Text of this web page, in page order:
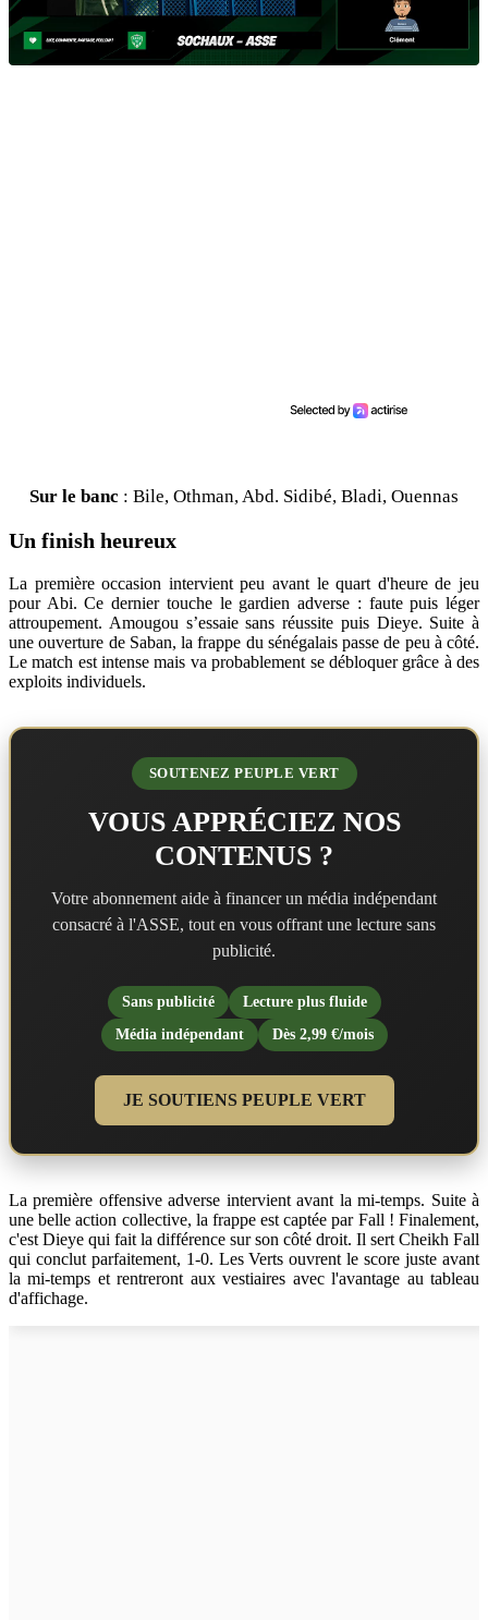
Sur le banc : Bile, Othman, Abd. Sidibé, Bladi, Ouennas
Un finish heureux
La première occasion intervient peu avant le quart d'heure de jeu
pour Abi. Ce dernier touche le gardien adverse : faute puis léger
attroupement. Amougou s’essaie sans réussite puis Dieye. Suite à
une ouverture de Saban, la frappe du sénégalais passe de peu à côté.
Le match est intense mais va probablement se débloquer grâce à des
exploits individuels.
SOUTENEZ PEUPLE VERT
VOUS APPRÉCIEZ NOS
CONTENUS ?
Votre abonnement aide à financer un média indépendant
consacré à l'ASSE, tout en vous offrant une lecture sans
publicité.
Sans publicité
Lecture plus fluide
Média indépendant
Dès 2,99 €/mois
JE SOUTIENS PEUPLE VERT
La première offensive adverse intervient avant la mi-temps. Suite à
une belle action collective, la frappe est captée par Fall ! Finalement,
c'est Dieye qui fait la différence sur son côté droit. Il sert Cheikh Fall
qui conclut parfaitement, 1-0. Les Verts ouvrent le score juste avant
la mi-temps et rentreront aux vestiaires avec l'avantage au tableau
d'affichage.